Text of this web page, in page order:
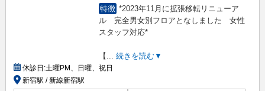
特徴 *2023年11月に拡張移転リニューア
ル 完全男女別フロアとなしました 女性
スタッフ対応*
【 続きを読む▼
休診日:土曜PM、日曜、祝日
新宿駅 / 新線新宿駅